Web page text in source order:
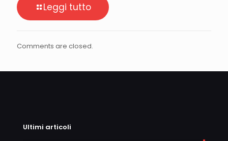
Leggi tutto
Comments are closed.
Ultimi articoli